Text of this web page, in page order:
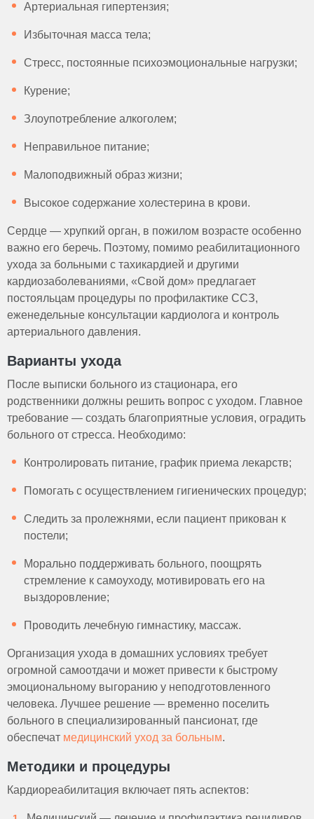
Артериальная гипертензия;
Избыточная масса тела;
Стресс, постоянные психоэмоциональные нагрузки;
Курение;
Злоупотребление алкоголем;
Неправильное питание;
Малоподвижный образ жизни;
Высокое содержание холестерина в крови.
Сердце — хрупкий орган, в пожилом возрасте особенно
важно его беречь. Поэтому, помимо реабилитационного
ухода за больными с тахикардией и другими
кардиозаболеваниями, «Свой дом» предлагает
постояльцам процедуры по профилактике ССЗ,
еженедельные консультации кардиолога и контроль
артериального давления.
Варианты ухода
После выписки больного из стационара, его
родственники должны решить вопрос с уходом. Главное
требование — создать благоприятные условия, оградить
больного от стресса. Необходимо:
Контролировать питание, график приема лекарств;
Помогать с осуществлением гигиенических процедур;
Следить за пролежнями, если пациент прикован к
постели;
Морально поддерживать больного, поощрять
стремление к самоуходу, мотивировать его на
выздоровление;
Проводить лечебную гимнастику, массаж.
Организация ухода в домашних условиях требует
огромной самоотдачи и может привести к быстрому
эмоциональному выгоранию у неподготовленного
человека. Лучшее решение — временно поселить
больного в специализированный пансионат, где
обеспечат медицинский уход за больным.
Методики и процедуры
Кардиореабилитация включает пять аспектов: